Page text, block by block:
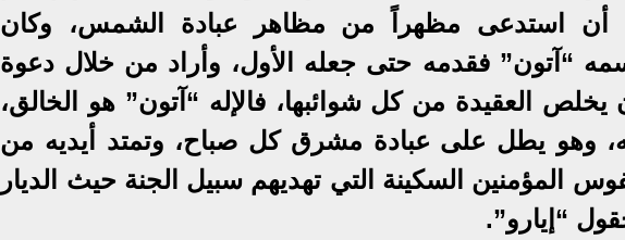
أن استدعى مظهراً من مظاهر عبادة الشمس، وكان
“آتون” فقدمه حتى جعله الأول، وأراد من خلال دعوة
يخلص العقيدة من كل شوائبها، فالإله “آتون” هو الخالق،
وهو يطل على عبادة مشرق كل صباح، وتمتد أيديه من
السكينة التي تهديهم سبيل الجنة حيث الديار
“إيارو”.